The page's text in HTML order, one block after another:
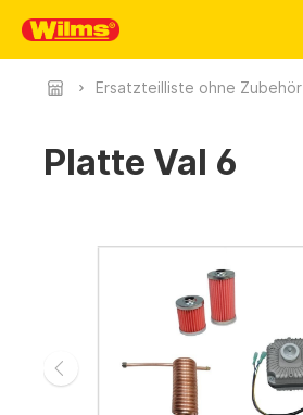
Ersatzteilliste ohne Zubehör
Platte Val 6